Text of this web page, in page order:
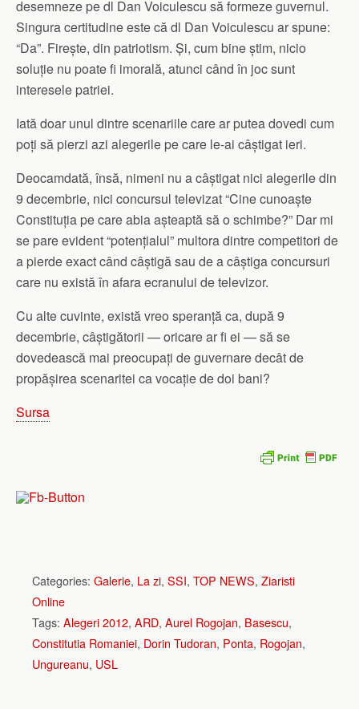
desemneze pe dl Dan Voiculescu să formeze guvernul.
Singura certitudine este că dl Dan Voiculescu ar spune:
“Da”. Firește, din patriotism. Și, cum bine știm, nicio
soluție nu poate fi imorală, atunci când în joc sunt
interesele patriei.
Iată doar unul dintre scenariile care ar putea dovedi cum
poți să pierzi azi alegerile pe care le-ai câștigat ieri.
Deocamdată, însă, nimeni nu a câștigat nici alegerile din
9 decembrie, nici concursul televizat “Cine cunoaște
Constituția pe care abia așteaptă să o schimbe?” Dar mi
se pare evident “potențialul” multora dintre competitori de
a pierde exact când câștigă sau de a câștiga concursuri
care nu există în afara ecranului de televizor.
Cu alte cuvinte, există vreo speranță ca, după 9
decembrie, câștigătorii — oricare ar fi ei — să se
dovedească mai preocupați de guvernare decât de
propășirea scenaritei ca vocație de doi bani?
Sursa
Categories: Galerie, La zi, SSI, TOP NEWS, Ziaristi
Online
Tags: Alegeri 2012, ARD, Aurel Rogojan, Basescu,
Constitutia Romaniei, Dorin Tudoran, Ponta, Rogojan,
Ungureanu, USL